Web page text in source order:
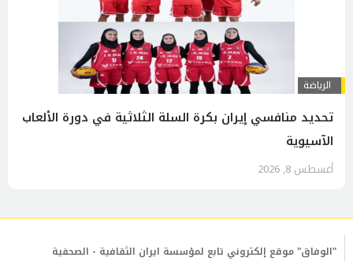
الرياضة
تحديد منافسي إيران بكرة السلة الثلاثية في دورة الألعاب
الآسيوية
أغسطس 8, 2026
"الوفاق" موقع إلكتروني تابع لمؤسسة ايران الثقافية - الصحفية